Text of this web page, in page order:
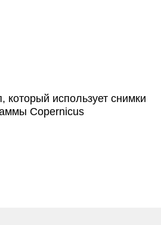
который использует снимки
Copernicus